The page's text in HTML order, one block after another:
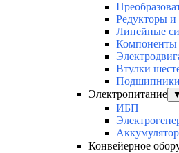
Редукторы и
Линейные
Компоненты
Втулки
Подшипники
Электропитание
▼
ИБП
Конвейерное